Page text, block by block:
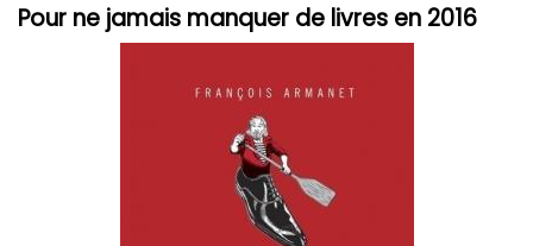
Pour ne jamais manquer de livres en 2016